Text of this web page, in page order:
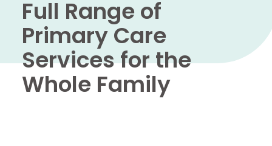
Full Range of
Primary Care
Services for the
Whole Family